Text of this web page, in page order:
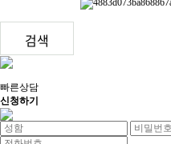
검색
빠른상담
신청하기